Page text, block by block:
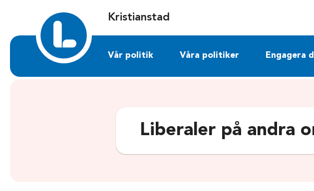
Kristianstad
Vår politik Våra politiker Engagera
Liberaler på andra